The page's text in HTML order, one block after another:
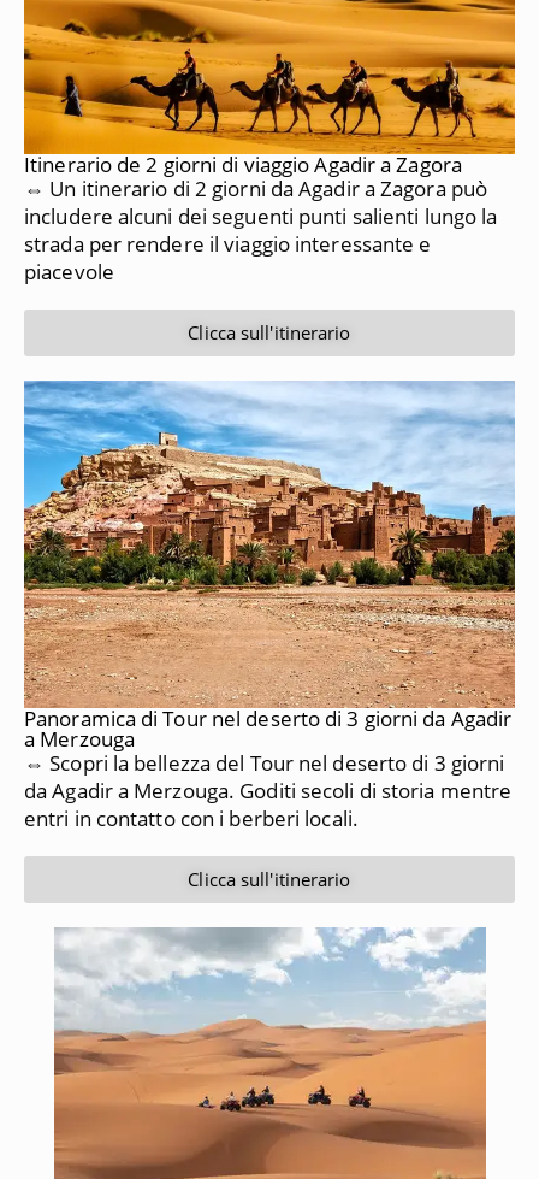
Itinerario de 2 giorni di viaggio Agadir a Zagora
⇔ Un itinerario di 2 giorni da Agadir a Zagora può
includere alcuni dei seguenti punti salienti lungo la
strada per rendere il viaggio interessante e
piacevole
Clicca sull'itinerario
Panoramica di Tour nel deserto di 3 giorni da Agadir
a Merzouga
⇔ Scopri la bellezza del Tour nel deserto di 3 giorni
da Agadir a Merzouga. Goditi secoli di storia mentre
entri in contatto con i berberi locali.
Clicca sull'itinerario